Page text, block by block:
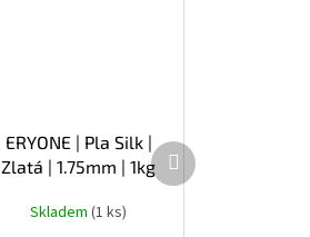
ERYONE | Pla Silk |
Zlatá | 1.75mm | 1kg
Skladem(1 ks)
Další
produkt